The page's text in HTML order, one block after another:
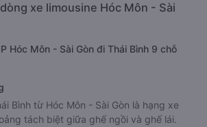
xe limousine Hóc Môn - Sài
Hóc Môn - Sài Gòn đi Thái Bình 9 chỗ
Bình từ Hóc Môn - Sài Gòn là hạng xe
tách biệt giữa ghế ngồi và ghế lái.